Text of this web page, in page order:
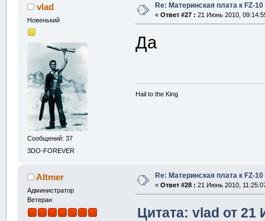
vlad
Новенький
Сообщений: 37
3DO-FOREVER
Re: Материнская плата к FZ-10
« Ответ #27 : 21 Июнь 2010,
Да
Hail to the King
Altmer
Администратор
Ветеран
Re: Материнская плата к FZ-10
« Ответ #28 : 21 Июнь 2010,
Цитата: vlad от